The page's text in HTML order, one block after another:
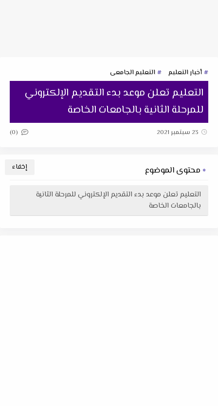
أخبار التعليم التعليم الجامعى
التعليم تعلن موعد بدء التقديم الإلكتروني
للمرحلة الثانية بالجامعات الخاصة
23 سبتمبر 2021 (0)
محتوى الموضوع
التعليم تعلن موعد بدء التقديم الإلكتروني للمرحلة الثانية
بالجامعات الخاصة